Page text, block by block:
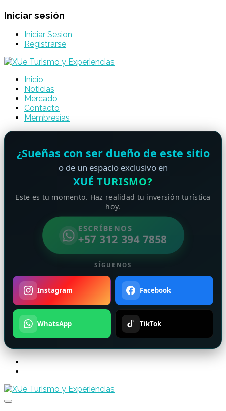
Iniciar sesión
Iniciar Sesion
Registrarse
Inicio
Noticias
Mercado
Contacto
Membresías
¿Sueñas con ser dueño de este sitio
o de un espacio exclusivo en
XUÉ TURISMO?
Este es tu momento. Haz realidad tu inversión turística
hoy.
ESCRÍBENOS
+57 312 394 7858
SÍGUENOS
Instagram Facebook
WhatsApp TikTok